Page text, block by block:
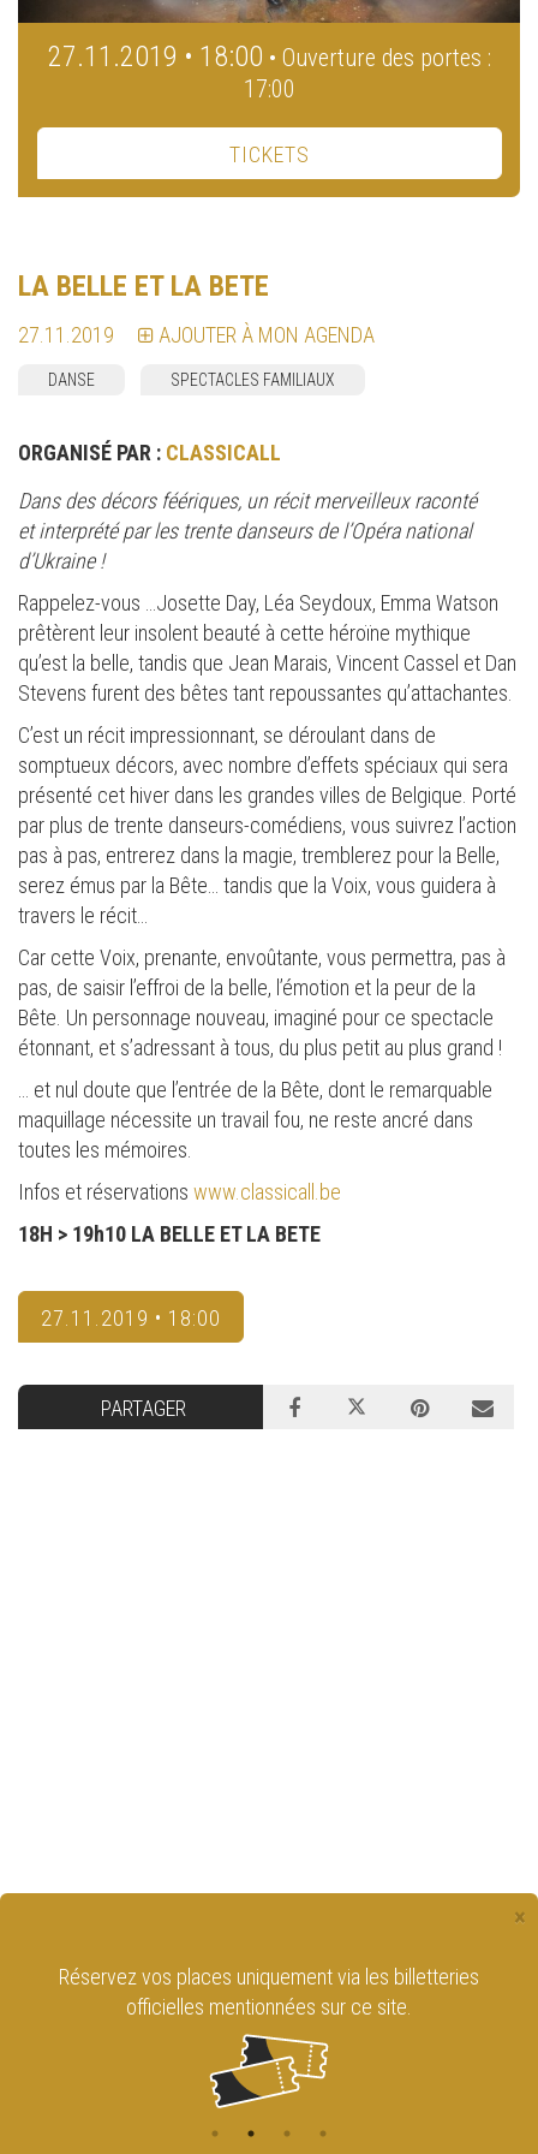
27.11.2019 • 18:00 • Ouverture des portes :
17:00
TICKETS
LA BELLE ET LA BETE
27.11.2019 AJOUTER À MON AGENDA
DANSE SPECTACLES FAMILIAUX
ORGANISÉ PAR : CLASSICALL
Dans des décors féériques, un récit merveilleux raconté
et interprété par les trente danseurs de l’Opéra national
d’Ukraine !
Rappelez-vous …Josette Day, Léa Seydoux, Emma Watson
prêtèrent leur insolent beauté à cette héroïne mythique
qu’est la belle, tandis que Jean Marais, Vincent Cassel et Dan
Stevens furent des bêtes tant repoussantes qu’attachantes.
C’est un récit impressionnant, se déroulant dans de
somptueux décors, avec nombre d’effets spéciaux qui sera
présenté cet hiver dans les grandes villes de Belgique. Porté
par plus de trente danseurs-comédiens, vous suivrez l’action
pas à pas, entrerez dans la magie, tremblerez pour la Belle,
serez émus par la Bête… tandis que la Voix, vous guidera à
travers le récit…
Car cette Voix, prenante, envoûtante, vous permettra, pas à
pas, de saisir l’effroi de la belle, l’émotion et la peur de la
Bête. Un personnage nouveau, imaginé pour ce spectacle
étonnant, et s’adressant à tous, du plus petit au plus grand !
… et nul doute que l’entrée de la Bête, dont le remarquable
maquillage nécessite un travail fou, ne reste ancré dans
toutes les mémoires.
Infos et réservations www.classicall.be
18H > 19h10 LA BELLE ET LA BETE
27.11.2019 • 18:00
PARTAGER
×
Réservez vos places uniquement via les billetteries
officielles mentionnées sur ce site.